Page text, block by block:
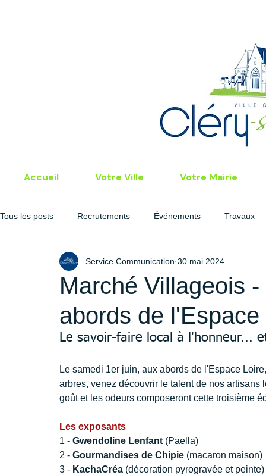
Accueil Votre Ville Votre Mairie
Tous les posts Recrutements Événements Travaux
Marché Villageois
abords de
Service Communication 30 mai 2024
Le savoir-faire local à l'honneur...
Le samedi 1er juin, aux abords de l'Espace
arbres, venez découvrir le talent de nos
goût et les odeurs composeront cette troisième
Les exposants
1 - Gwendoline Lenfant (Paella)
2 - Gourmandises de Chipie (macaron maison)
3 - KachaCréa (décoration pyrogravée et peinte)